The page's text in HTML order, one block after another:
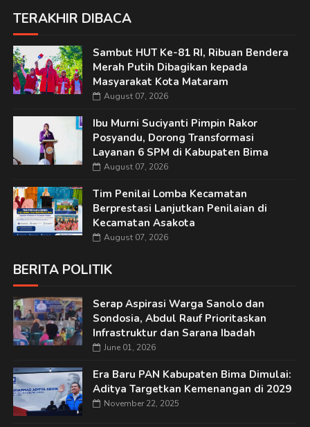
TERAKHIR DIBACA
Sambut HUT Ke-81 RI, Ribuan Bendera
Merah Putih Dibagikan kepada
Masyarakat Kota Mataram
August 07, 2026
Ibu Murni Suciyanti Pimpin Rakor
Posyandu, Dorong Transformasi
Layanan 6 SPM di Kabupaten Bima
August 07, 2026
Tim Penilai Lomba Kecamatan
Berprestasi Lanjutkan Penilaian di
Kecamatan Asakota
August 07, 2026
BERITA POLITIK
Serap Aspirasi Warga Sanolo dan
Sondosia, Abdul Rauf Prioritaskan
Infrastruktur dan Sarana Ibadah
June 01, 2026
Era Baru PAN Kabupaten Bima Dimulai:
Aditya Targetkan Kemenangan di 2029
November 22, 2025